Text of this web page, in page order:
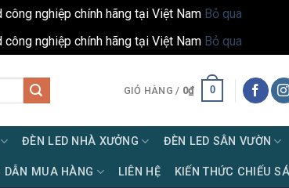
nghiệp chính hãng tại Việt Nam Bỏ qua
nghiệp chính hãng tại Việt Nam Bỏ qua
GIỎ HÀNG / 0₫ 0
ĐÈN LED NHÀ XƯỞNG ĐÈN LED SÂN VƯỜN
DẪN MUA HÀNG LIÊN HỆ KIẾN THỨC CHIẾU